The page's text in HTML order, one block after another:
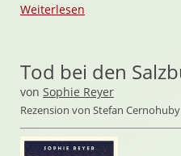
Weiterlesen
Tod bei den
von Sophie Reyer
Rezension von Stefan Cernohuby